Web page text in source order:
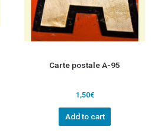
Carte postale A-95
1,50€
Add to cart